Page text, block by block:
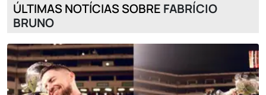
ÚLTIMAS NOTÍCIAS SOBRE FABRÍCIO
BRUNO